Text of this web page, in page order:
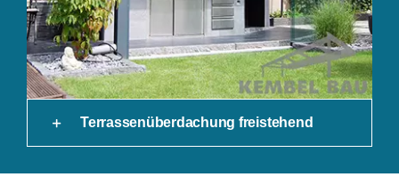
Terrassenüberdachung freistehend